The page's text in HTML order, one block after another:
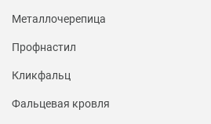
Металлочерепица
Профнастил
Кликфальц
Фальцевая кровля